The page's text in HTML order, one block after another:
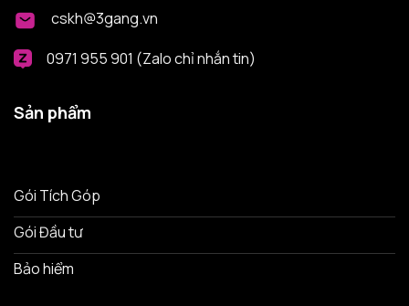
cskh@3gang.vn
0971 955 901 (Zalo chỉ nhắn tin)
Sản phẩm
Gói Tích Góp
Gói Đầu tư
Bảo hiểm